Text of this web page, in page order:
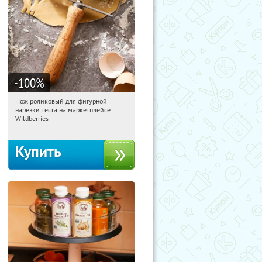
-100%
22:28:09 Получили:
Россия
Нож роликовый для фигурной
нарезки теста на маркетплейсе
Wildberries
Купить